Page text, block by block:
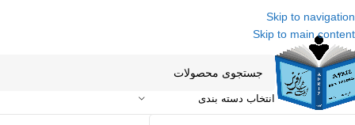
Skip to navigation
Skip to main content
انتخاب دسته بندی